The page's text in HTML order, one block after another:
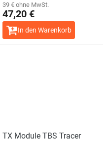
39 € ohne MwSt.
47,20 €
In den Warenkorb
TX Module TBS Tracer